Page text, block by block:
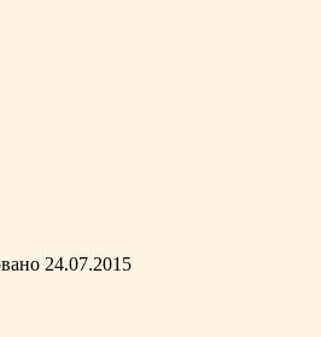
24.07.2015